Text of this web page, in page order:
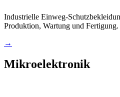
Industrielle Einweg-
Produktion, Wartung und Fertigung.
→
Mikroelektronik